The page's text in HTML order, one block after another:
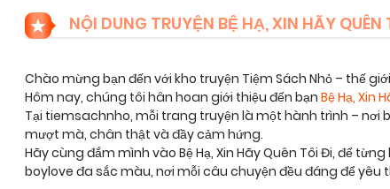
NỘI DUNG TRUYỆN BỆ HẠ, XIN HÃY QUÊN
Chào mừng bạn đến với kho truyện Tiệm Sách Nhỏ – thế
Hôm nay, chúng tôi hân hoan giới thiệu đến bạn Bệ Hạ, Xin
Tại tiemsachnho, mỗi trang truyện là một hành trình – nơi
mượt mà, chân thật và đầy cảm hứng.
Hãy cùng đắm mình vào Bệ Hạ, Xin Hãy Quên Tôi Đi, để
boylove đa sắc màu, nơi mỗi câu chuyện đều đáng để yêu